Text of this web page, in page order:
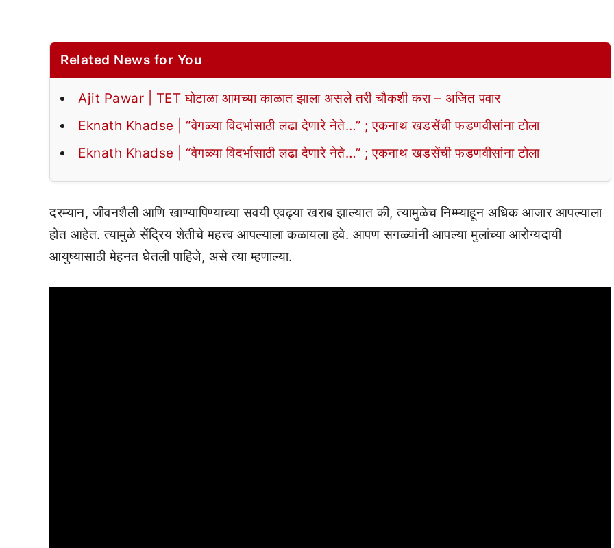
Related News for You
Ajit Pawar | TET घोटाळा आमच्या काळात झाला असले तरी चौकशी करा – अजित पवार
Eknath Khadse | “वेगळ्या विदर्भासाठी लढा देणारे नेते…” ; एकनाथ खडसेंची फडणवीसांना टोला
Eknath Khadse | “वेगळ्या विदर्भासाठी लढा देणारे नेते…” ; एकनाथ खडसेंची फडणवीसांना टोला
दरम्यान, जीवनशैली आणि खाण्यापिण्याच्या सवयी एवढ्या खराब झाल्यात की, त्यामुळेच निम्म्याहून अधिक आजार आपल्याला
होत आहेत. त्यामुळे सेंद्रिय शेतीचे महत्त्व आपल्याला कळायला हवे. आपण सगळ्यांनी आपल्या मुलांच्या आरोग्यदायी
आयुष्यासाठी मेहनत घेतली पाहिजे, असे त्या म्हणाल्या.